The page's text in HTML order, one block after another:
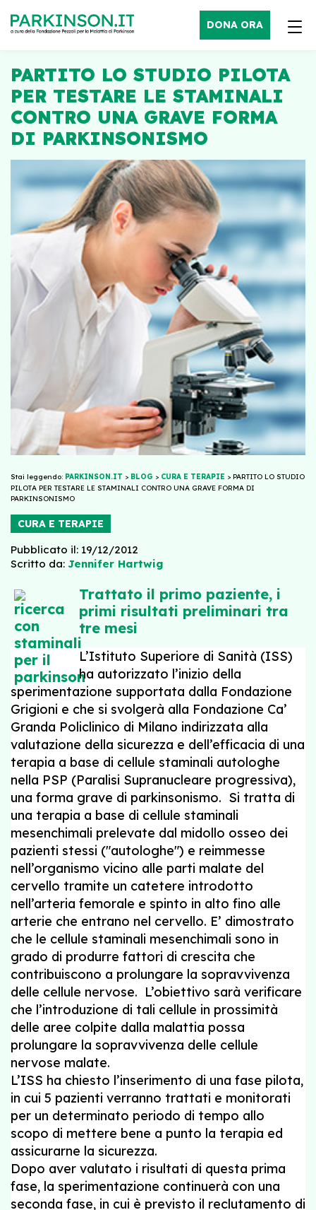
DONA ORA
PARTITO LO STUDIO PILOTA
PER TESTARE LE STAMINALI
CONTRO UNA GRAVE FORMA
DI PARKINSONISMO
Stai leggendo: PARKINSON.IT > BLOG > CURA E TERAPIE > PARTITO LO STUDIO
PILOTA PER TESTARE LE STAMINALI CONTRO UNA GRAVE FORMA DI
PARKINSONISMO
CURA E TERAPIE
Pubblicato il: 19/12/2012
Scritto da: Jennifer Hartwig
Trattato il primo paziente, i
primi risultati preliminari tra
tre mesi
L’Istituto Superiore di Sanità (ISS)
ha autorizzato l’inizio della
sperimentazione supportata dalla Fondazione
Grigioni e che si svolgerà alla Fondazione Ca’
Granda Policlinico di Milano indirizzata alla
valutazione della sicurezza e dell’efficacia di una
terapia a base di cellule staminali autologhe
nella PSP (Paralisi Supranucleare progressiva),
una forma grave di parkinsonismo. Si tratta di
una terapia a base di cellule staminali
mesenchimali prelevate dal midollo osseo dei
pazienti stessi ("autologhe") e reimmesse
nell’organismo vicino alle parti malate del
cervello tramite un catetere introdotto
nell’arteria femorale e spinto in alto fino alle
arterie che entrano nel cervello. E’ dimostrato
che le cellule staminali mesenchimali sono in
grado di produrre fattori di crescita che
contribuiscono a prolungare la sopravvivenza
delle cellule nervose. L’obiettivo sarà verificare
che l’introduzione di tali cellule in prossimità
delle aree colpite dalla malattia possa
prolungare la sopravvivenza delle cellule
nervose malate.
L’ISS ha chiesto l’inserimento di una fase pilota,
in cui 5 pazienti verranno trattati e monitorati
per un determinato periodo di tempo allo
scopo di mettere bene a punto la terapia ed
assicurarne la sicurezza.
Dopo aver valutato i risultati di questa prima
fase, la sperimentazione continuerà con una
seconda fase, in cui è previsto il reclutamento di